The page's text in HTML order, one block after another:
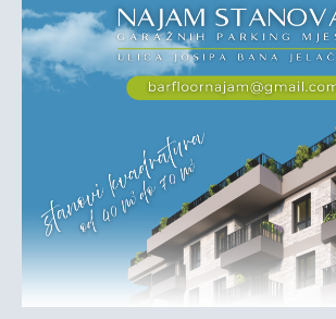
Vijesti
Sport
Crna
kronika
Politika